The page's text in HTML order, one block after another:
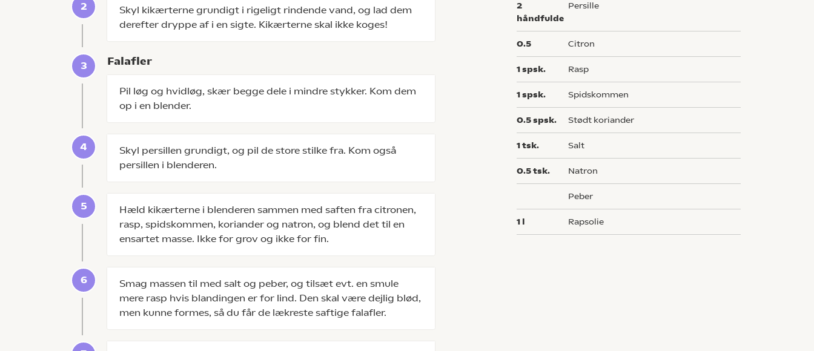
Skyl kikærterne grundigt i rigeligt rindende vand, og lad dem
derefter dryppe af i en sigte. Kikærterne skal ikke koges!
Falafler
Pil løg og hvidløg, skær begge dele i mindre stykker. Kom dem
op i en blender.
Skyl persillen grundigt, og pil de store stilke fra. Kom også
persillen i blenderen.
Hæld kikærterne i blenderen sammen med saften fra citronen,
rasp, spidskommen, koriander og natron, og blend det til en
ensartet masse. Ikke for grov og ikke for fin.
Smag massen til med salt og peber, og tilsæt evt. en smule
mere rasp hvis blandingen er for lind. Den skal være dejlig blød,
men kunne formes, så du får de lækreste saftige falafler.
2
håndfulde
persille
0.5 citron
1spsk. rasp
1spsk. spidskommen
0.5spsk. stødt koriander
1tsk. salt
0.5tsk. natron
peber
1 l rapsolie